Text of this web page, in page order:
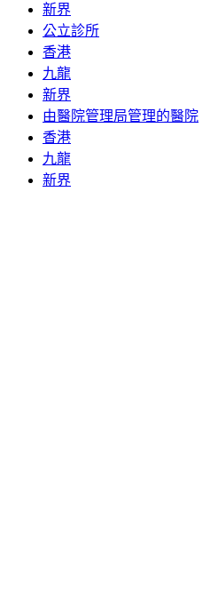
新界
公立診所
香港
九龍
新界
由醫院管理局管理的醫院
香港
九龍
新界